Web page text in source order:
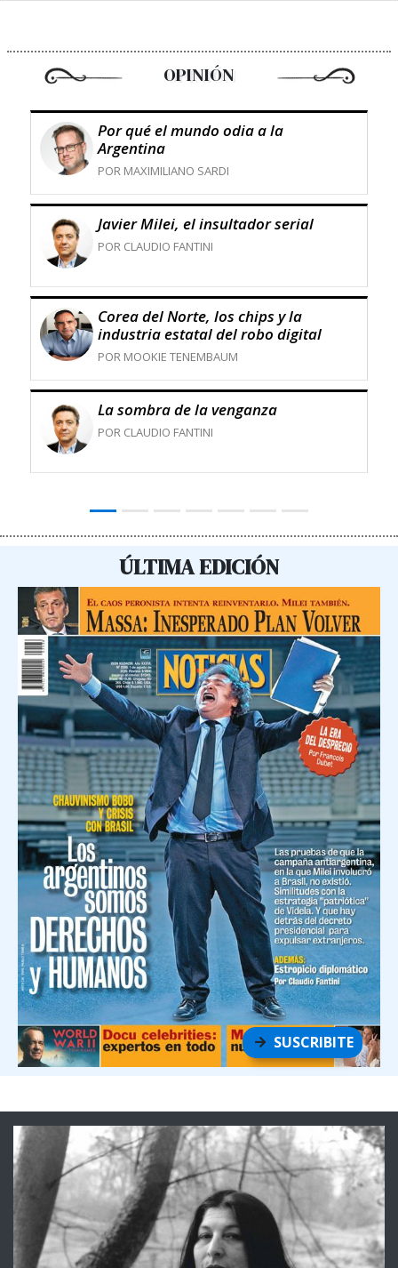
OPINIÓN
Por qué el mundo odia a la
Argentina
POR MAXIMILIANO SARDI
Javier Milei, el insultador serial
POR CLAUDIO FANTINI
Corea del Norte, los chips y la
industria estatal del robo digital
POR MOOKIE TENEMBAUM
La sombra de la venganza
POR CLAUDIO FANTINI
ÚLTIMA EDICIÓN
SUSCRIBITE